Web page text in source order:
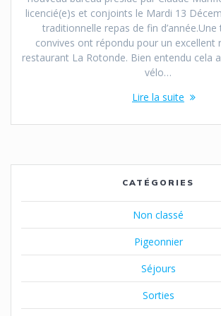
licencié(e)s et conjoints le Mardi 13
traditionnelle repas de fin
convives ont répondu pour un excellent
restaurant La Rotonde. Bien entendu cela
vélo…
Lire la suite
CATÉGORIES
Non classé
Pigeonnier
Séjours
Sorties